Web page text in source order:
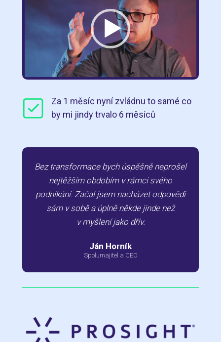
Za 1 měsíc nyní zvládnu to samé co
by mi jindy trvalo 6 měsíců
Bez transformace bych úspěšně neprošel
nejtěžším obdobím v rámci svého
podnikání. Začal jsem nacházet odpovědi
sám v sobě a úplně někde jinde než
v myšlení jako dřív.
Ján Horník
Spolumajitel a CEO